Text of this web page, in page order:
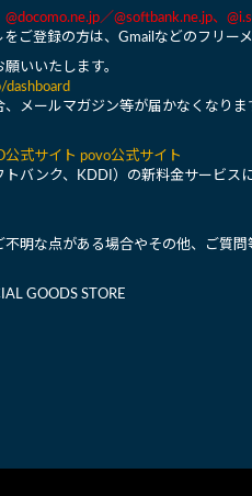
@docomo.ne.jp／@softbank.ne.jp、
ご登録の方は、Gmailなどのフリー
いいたします。
dashboard
メールマガジン等が届かなくなりま
公式サイト povo公式サイト
バンク、KDDI）の新料金サービス
明な点がある場合やその他、ご質
GOODS STORE